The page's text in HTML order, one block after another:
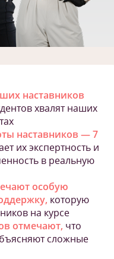
наставников
хвалят наших
наставников — 7
их экспертность и
в реальную
особую
которую
на курсе
отмечают, что
сложные